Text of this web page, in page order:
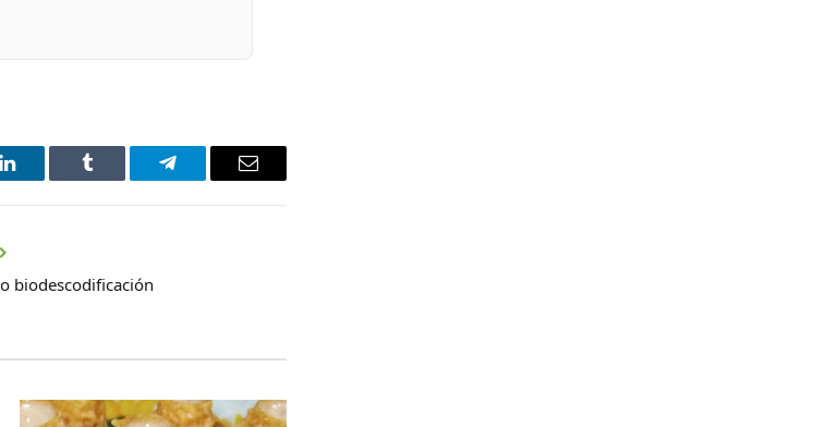
LinkedIn Tumblr Telegram Email
biodescodificación